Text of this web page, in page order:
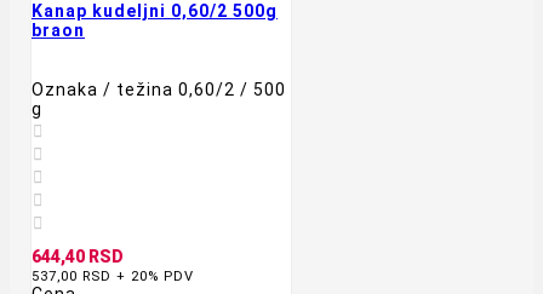
Kanap kudeljni 0,60/2 500g
braon
Oznaka / težina 0,60/2 / 500
g





644,40 RSD
537,00 RSD + 20% PDV